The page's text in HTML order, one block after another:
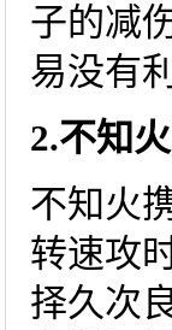
子的减
易没有
2.不知
不知火
转速攻
择久次